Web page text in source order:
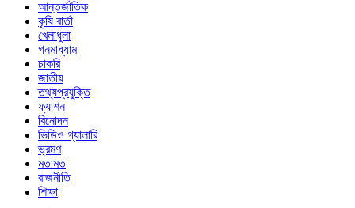
আন্তর্জাতিক
কৃষি বার্তা
খেলাধুলা
গনমাধ্যাম
চাকরি
জাতীয়
তথ্যপ্রযুক্তি
ফ্যাশন
বিনোদন
ভিডিও গ্যালারি
ভ্রমণ
মতামত
রাজনীতি
শিক্ষা